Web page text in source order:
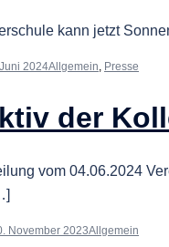
kann jetzt
2024Allgemein, Presse
der
vom 04.06.2024
November 2023Allgemein